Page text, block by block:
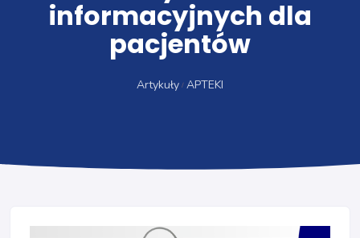
informacyjnych dla
pacjentów
Artykuły APTEKI